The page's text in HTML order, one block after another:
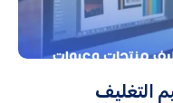
التغليف